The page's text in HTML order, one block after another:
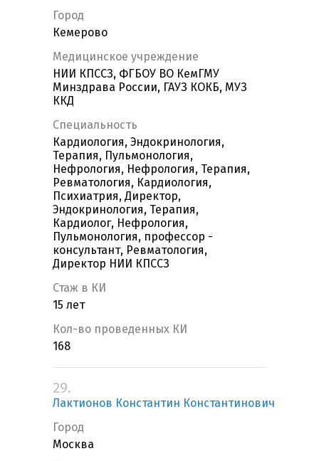
Город
Кемерово
Медицинское учреждение
НИИ КПССЗ, ФГБОУ ВО КемГМУ
Минздрава России, ГАУЗ КОКБ, МУЗ
ККД
Специальность
Кардиология, Эндокринология,
Терапия, Пульмонология,
Нефрология, Нефрология, Терапия,
Ревматология, Кардиология,
Психиатрия, Директор,
Эндокринология, Терапия,
Кардиолог, Нефрология,
Пульмонология, профессор -
консультант, Ревматология,
Директор НИИ КПССЗ
Стаж в КИ
15 лет
Кол-во проведенных КИ
168
29.
Лактионов Константин Константинович
Город
Москва